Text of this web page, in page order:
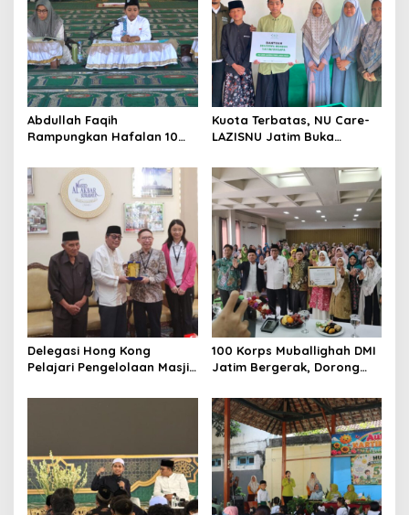
a
t
i
o
n
Abdullah Faqih
Rampungkan Hafalan 10
Tahfidz
Kuota Terbatas, NU Care-
LAZISNU Jatim Buka
Delegasi Hong Kong
Pelajari Pengelolaan Masjid
100 Korps Muballighah DMI
Jatim Bergerak, Dorong
Seluruh Daerah